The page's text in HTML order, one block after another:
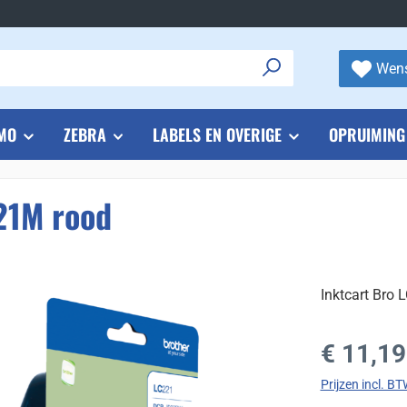
ZEBRA LABELS EN OVERIGE OPRUIMING
rood
Inktcart Bro
Normale prijs:
€ 11,19
Prijzen incl.